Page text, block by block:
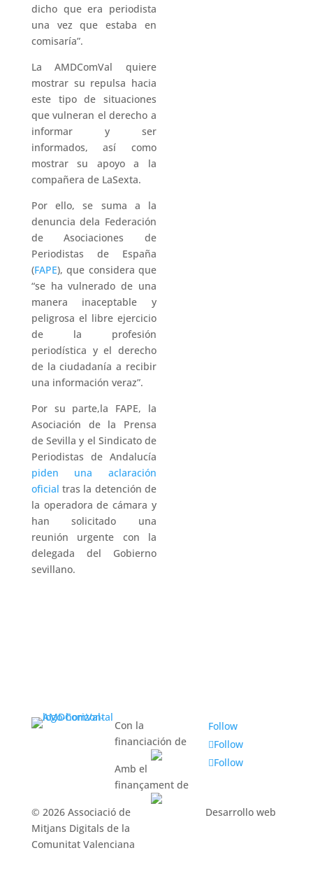
dicho que era periodista
una vez que estaba en
comisaría”.
La AMDComVal quiere
mostrar su repulsa hacia
este tipo de situaciones
que vulneran el derecho a
informar y ser
informados, así como
mostrar su apoyo a la
compañera de LaSexta.
Por ello, se suma a la
denuncia dela Federación
de Asociaciones de
Periodistas de España
(FAPE), que considera que
“se ha vulnerado de una
manera inaceptable y
peligrosa el libre ejercicio
de la profesión
periodística y el derecho
de la ciudadanía a recibir
una información veraz”.
Por su parte,la FAPE, la
Asociación de la Prensa
de Sevilla y el Sindicato de
Periodistas de Andalucía
piden una aclaración
oficial tras la detención de
la operadora de cámara y
han solicitado una
reunión urgente con la
delegada del Gobierno
sevillano.
Con la
financiación de
Amb el
finançament de
Follow
Follow
Follow
© 2026 Associació de
Mitjans Digitals de la
Comunitat Valenciana
Desarrollo web